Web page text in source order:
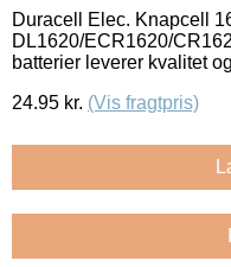
Duracell Elec. Knapcell
DL1620/ECR1620/
batterier leverer kvalitet
24.95 kr. (Vis fragtpris)